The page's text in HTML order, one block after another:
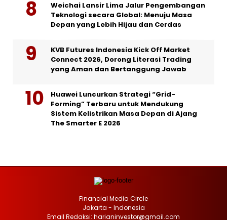
Weichai Lansir Lima Jalur Pengembangan
Teknologi secara Global: Menuju Masa
Depan yang Lebih Hijau dan Cerdas
KVB Futures Indonesia Kick Off Market
Connect 2026, Dorong Literasi Trading
yang Aman dan Bertanggung Jawab
Huawei Luncurkan Strategi “Grid-
Forming” Terbaru untuk Mendukung
Sistem Kelistrikan Masa Depan di Ajang
The Smarter E 2026
Financial Media Circle
Jakarta - Indonesia
Email Redaksi: harianinvestor@gmail.com